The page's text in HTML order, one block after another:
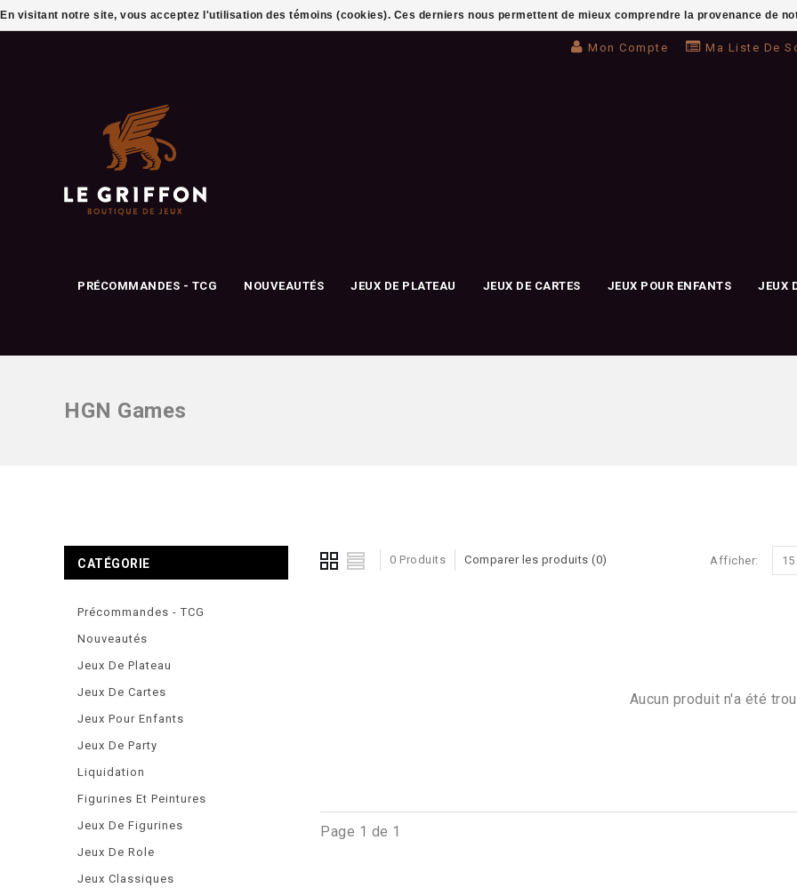
Mon Compte Ma Liste De
PRÉCOMMANDES - TCG NOUVEAUTÉS JEUX DE PLATEAU JEUX DE CARTES JEUX POUR ENFANTS JEUX
HGN Games
0 Produits Comparer les produits (0) Afficher: 15
Aucun produit n'a été
Page 1 de 1
CATÉGORIE
Précommandes - TCG
Nouveautés
Jeux De Plateau
Jeux De Cartes
Jeux Pour Enfants
Jeux De Party
Liquidation
Figurines Et Peintures
Jeux De Figurines
Jeux De Role
Jeux Classiques
En visitant notre site, vous acceptez l'utilisation des témoins (cookies). Ces derniers nous permettent de mieux comprendre la provenance de